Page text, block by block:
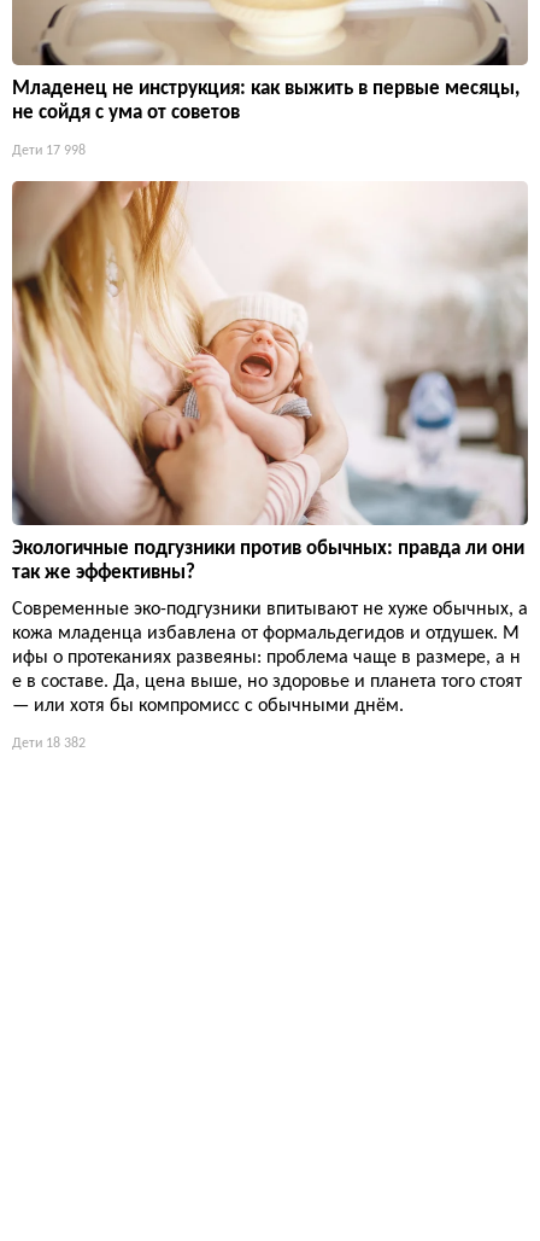
Младенец не инструкция: как выжить в первые месяцы,
не сойдя с ума от советов
Дети 17 998
Экологичные подгузники против обычных: правда ли они
так же эффективны?
Современные эко-подгузники впитывают не хуже обычных, а
кожа младенца избавлена от формальдегидов и отдушек. М
ифы о протеканиях развеяны: проблема чаще в размере, а н
е в составе. Да, цена выше, но здоровье и планета того стоят
— или хотя бы компромисс с обычными днём.
Дети 18 382